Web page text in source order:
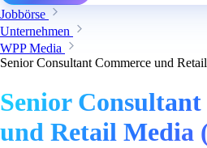
Jobbörse
Unternehmen
WPP Media
Senior Consultant Commerce und
Senior
und Retail Media